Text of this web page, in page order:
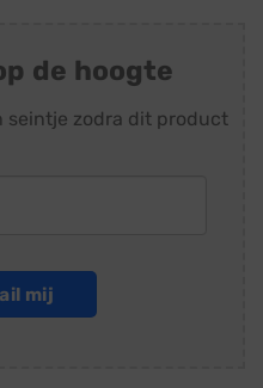
de hoogte
seintje zodra dit product
mij